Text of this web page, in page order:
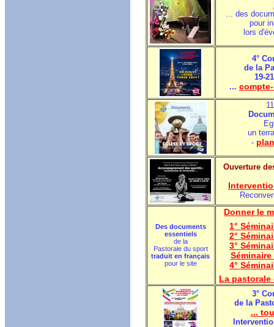
... des
pour
lors
4°
de la
19-
...
un
-
Ouverture
Des documents
essentiels
de la
Pastorale du sport
traduit en français
pour le site
Donner le
1°
2°
3°
4°
La
3°
de la
...